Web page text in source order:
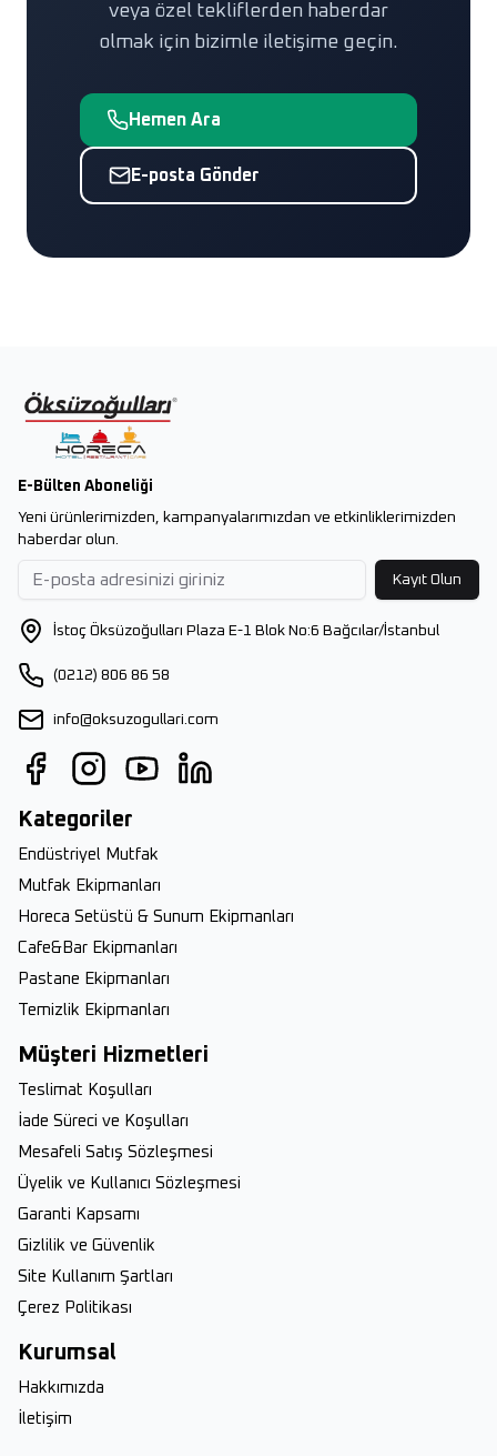
veya özel tekliflerden haberdar
olmak için bizimle iletişime geçin.
Hemen Ara
E-posta Gönder
E-Bülten Aboneliği
Yeni ürünlerimizden, kampanyalarımızdan ve etkinliklerimizden
haberdar olun.
Kayıt Olun
İstoç Öksüzoğulları Plaza E-1 Blok No:6 Bağcılar/İstanbul
(0212) 806 86 58
info@oksuzogullari.com
Kategoriler
Endüstriyel Mutfak
Mutfak Ekipmanları
Horeca Setüstü & Sunum Ekipmanları
Cafe&Bar Ekipmanları
Pastane Ekipmanları
Temizlik Ekipmanları
Müşteri Hizmetleri
Teslimat Koşulları
İade Süreci ve Koşulları
Mesafeli Satış Sözleşmesi
Üyelik ve Kullanıcı Sözleşmesi
Garanti Kapsamı
Gizlilik ve Güvenlik
Site Kullanım Şartları
Çerez Politikası
Kurumsal
Hakkımızda
İletişim